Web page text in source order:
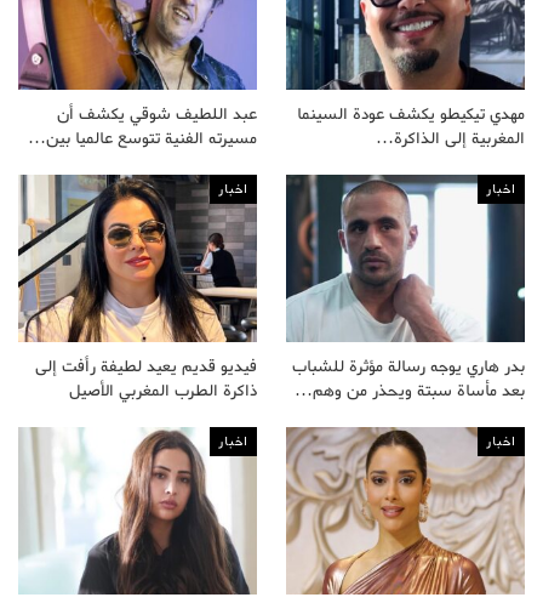
مهدي تيكيطو يكشف عودة السينما
المغربية إلى الذاكرة…
عبد اللطيف شوقي يكشف أن
مسيرته الفنية تتوسع عالميا بين…
اخبار
بدر هاري يوجه رسالة مؤثرة للشباب
بعد مأساة سبتة ويحذر من وهم…
اخبار
فيديو قديم يعيد لطيفة رأفت إلى
ذاكرة الطرب المغربي الأصيل
اخبار اخبار